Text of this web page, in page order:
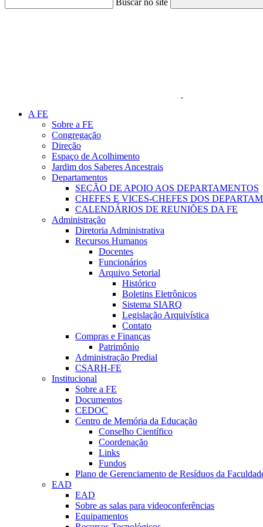
Buscar no site
A FE
Sobre a FE
Congregação
Direção
Espaço de Acolhimento
Jardim dos Saberes Ancestrais
Departamentos
SEÇÃO DE APOIO AOS DEPARTAMENTOS
CHEFES E VICES-CHEFES DOS
CALENDÁRIOS DE REUNIÕES DA FE
Administração
Diretoria Administrativa
Recursos Humanos
Docentes
Funcionários
Arquivo Setorial
Histórico
Boletins Eletrônicos
Sistema SIARQ
Legislação Arquivística
Contato
Compras e Finanças
Patrimônio
Administração Predial
CSARH-FE
Institucional
Sobre a FE
Documentos
CEDOC
Centro de Memória da Educação
Conselho Científico
Coordenação
Links
Fundos
Plano de Gerenciamento de Resíduos da
EAD
EAD
Sobre as salas para videoconferências
Equipamentos